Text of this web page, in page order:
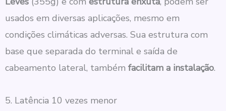
usados em diversas aplicações, mesmo em
condições climáticas adversas. Sua estrutura com
base que separada do terminal e saída de
cabeamento lateral, também facilitam a instalação.
5. Latência 10 vezes menor